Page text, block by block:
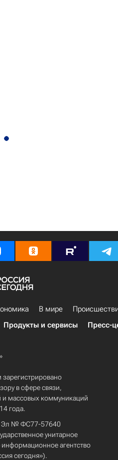
В мире
Продукты и сервисы Пресс-
в сфере связи,
массовых коммуникаций
года.
Эл № ФС77-57640
унитарное
агентство
сегодня»).